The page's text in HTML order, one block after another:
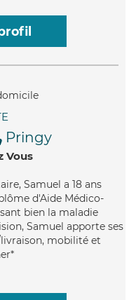
Pringy
Vous
Samuel a 18 ans
d'Aide Médico-
bien la maladie
Samuel apporte ses
mobilité et